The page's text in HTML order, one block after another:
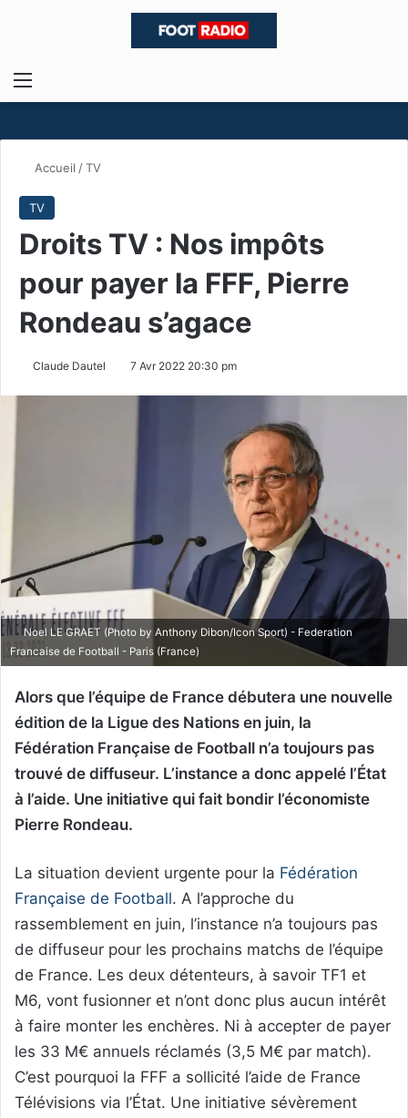
Menu
Accueil /TV
TV
Droits TV : Nos impôts
pour payer la FFF, Pierre
Rondeau s’agace
Claude Dautel 7 Avr 2022 20:30 pm
Noel LE GRAET (Photo by Anthony Dibon/Icon Sport) - Federation
Francaise de Football - Paris (France)
Alors que l’équipe de France débutera une nouvelle
édition de la Ligue des Nations en juin, la
Fédération Française de Football n’a toujours pas
trouvé de diffuseur. L’instance a donc appelé l’État
à l’aide. Une initiative qui fait bondir l’économiste
Pierre Rondeau.
La situation devient urgente pour la Fédération
Française de Football. A l’approche du
rassemblement en juin, l’instance n’a toujours pas
de diffuseur pour les prochains matchs de l’équipe
de France. Les deux détenteurs, à savoir TF1 et
M6, vont fusionner et n’ont donc plus aucun intérêt
à faire monter les enchères. Ni à accepter de payer
les 33 M€ annuels réclamés (3,5 M€ par match).
C’est pourquoi la FFF a sollicité l’aide de France
Télévisions via l’État. Une initiative sévèrement